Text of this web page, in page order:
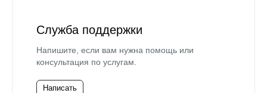
Служба поддержки
Напишите, если вам нужна помощь или
консультация по услугам.
Написать